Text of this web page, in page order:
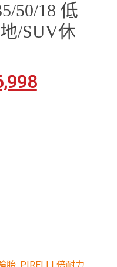
50/18 低
/SUV休